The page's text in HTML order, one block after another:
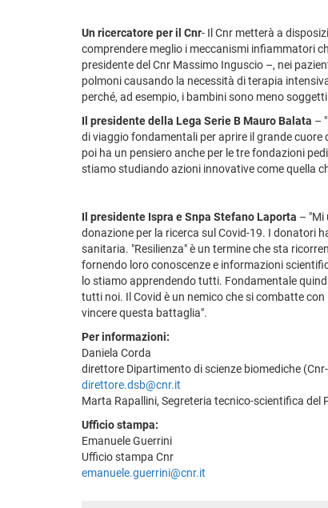
Un ricercatore per il Cnr- Il Cnr metterà a
comprendere meglio i meccanismi infiammatori
presidente del Cnr Massimo Inguscio –, nei
polmoni causando la necessità di terapia
perché, ad esempio, i bambini sono meno
Il presidente della Lega Serie B Mauro Balata –
di viaggio fondamentali per aprire il grande cuore
poi ha un pensiero anche per le tre fondazioni
stiamo studiando azioni innovative come quella
Il presidente Ispra e Snpa Stefano Laporta – "Mi
donazione per la ricerca sul Covid-19. I donatori
sanitaria. "Resilienza" è un termine che sta
fornendo loro conoscenze e informazioni
lo stiamo apprendendo tutti. Fondamentale
tutti noi. Il Covid è un nemico che si combatte
vincere questa battaglia".
Per informazioni:
Daniela Corda
direttore Dipartimento di scienze biomediche
direttore.dsb@cnr.it
Marta Rapallini, Segreteria tecnico-scientifica del
Ufficio stampa:
Emanuele Guerrini
Ufficio stampa Cnr
emanuele.guerrini@cnr.it